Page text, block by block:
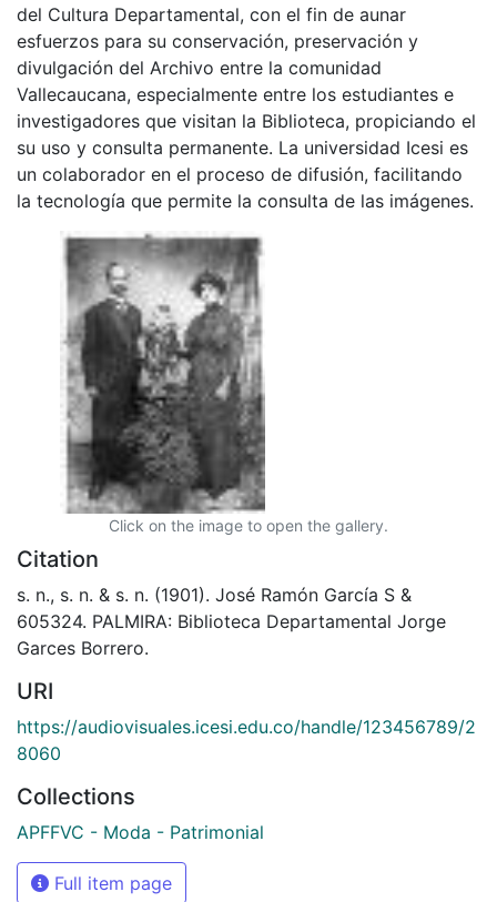
del Cultura Departamental, con el fin de aunar
esfuerzos para su conservación, preservación y
divulgación del Archivo entre la comunidad
Vallecaucana, especialmente entre los estudiantes e
investigadores que visitan la Biblioteca, propiciando el
su uso y consulta permanente. La universidad Icesi es
un colaborador en el proceso de difusión, facilitando
la tecnología que permite la consulta de las imágenes.
Click on the image to open the gallery.
Citation
s. n., s. n. & s. n. (1901). José Ramón García S &
605324. PALMIRA: Biblioteca Departamental Jorge
Garces Borrero.
URI
https://audiovisuales.icesi.edu.co/handle/123456789/2
8060
Collections
APFFVC - Moda - Patrimonial
Full item page